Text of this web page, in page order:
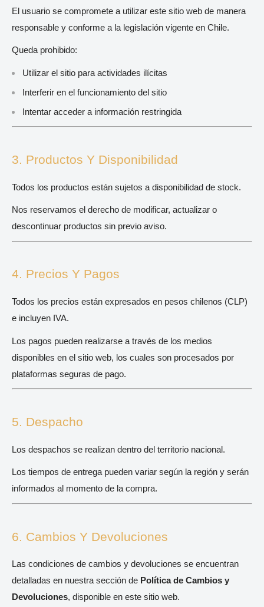
El usuario se compromete a utilizar este sitio web de manera
responsable y conforme a la legislación vigente en Chile.
Queda prohibido:
Utilizar el sitio para actividades ilícitas
Interferir en el funcionamiento del sitio
Intentar acceder a información restringida
3. Productos Y Disponibilidad
Todos los productos están sujetos a disponibilidad de stock.
Nos reservamos el derecho de modificar, actualizar o
descontinuar productos sin previo aviso.
4. Precios Y Pagos
Todos los precios están expresados en pesos chilenos (CLP)
e incluyen IVA.
Los pagos pueden realizarse a través de los medios
disponibles en el sitio web, los cuales son procesados por
plataformas seguras de pago.
5. Despacho
Los despachos se realizan dentro del territorio nacional.
Los tiempos de entrega pueden variar según la región y serán
informados al momento de la compra.
6. Cambios Y Devoluciones
Las condiciones de cambios y devoluciones se encuentran
detalladas en nuestra sección de Política de Cambios y
Devoluciones, disponible en este sitio web.